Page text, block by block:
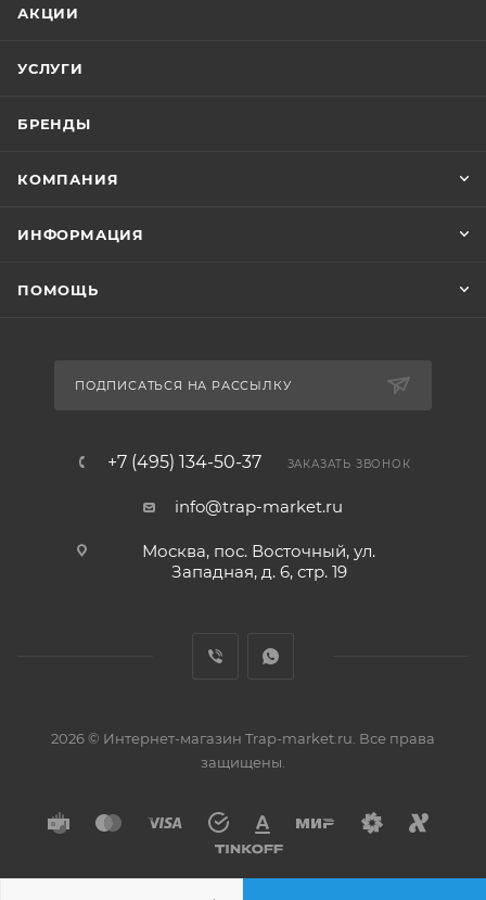
АКЦИИ
УСЛУГИ
БРЕНДЫ
КОМПАНИЯ
ИНФОРМАЦИЯ
ПОМОЩЬ
ПОДПИСАТЬСЯ НА РАССЫЛКУ
+7 (495) 134-50-37 ЗАКАЗАТЬ ЗВОНОК
info@trap-market.ru
Москва, пос. Восточный, ул.
Западная, д. 6, стр. 19
2026 © Интернет-магазин Trap-market.ru. Все права
защищены.